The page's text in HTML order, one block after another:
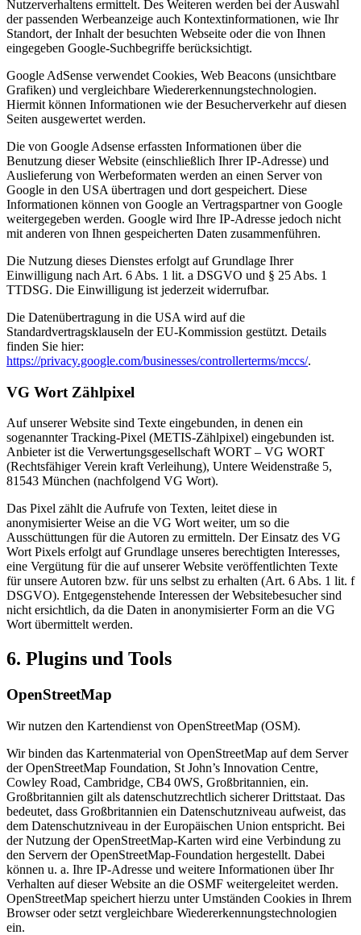
Nutzerverhaltens ermittelt. Des Weiteren werden bei der Auswahl
der passenden Werbeanzeige auch Kontextinformationen, wie Ihr
Standort, der Inhalt der besuchten Webseite oder die von Ihnen
eingegeben Google-Suchbegriffe berücksichtigt.
Google AdSense verwendet Cookies, Web Beacons (unsichtbare
Grafiken) und vergleichbare Wiedererkennungstechnologien.
Hiermit können Informationen wie der Besucherverkehr auf diesen
Seiten ausgewertet werden.
Die von Google Adsense erfassten Informationen über die
Benutzung dieser Website (einschließlich Ihrer IP-Adresse) und
Auslieferung von Werbeformaten werden an einen Server von
Google in den USA übertragen und dort gespeichert. Diese
Informationen können von Google an Vertragspartner von Google
weitergegeben werden. Google wird Ihre IP-Adresse jedoch nicht
mit anderen von Ihnen gespeicherten Daten zusammenführen.
Die Nutzung dieses Dienstes erfolgt auf Grundlage Ihrer
Einwilligung nach Art. 6 Abs. 1 lit. a DSGVO und § 25 Abs. 1
TTDSG. Die Einwilligung ist jederzeit widerrufbar.
Die Datenübertragung in die USA wird auf die
Standardvertragsklauseln der EU-Kommission gestützt. Details
finden Sie hier:
https://privacy.google.com/businesses/controllerterms/mccs/.
VG Wort Zählpixel
Auf unserer Website sind Texte eingebunden, in denen ein
sogenannter Tracking-Pixel (METIS-Zählpixel) eingebunden ist.
Anbieter ist die Verwertungsgesellschaft WORT – VG WORT
(Rechtsfähiger Verein kraft Verleihung), Untere Weidenstraße 5,
81543 München (nachfolgend VG Wort).
Das Pixel zählt die Aufrufe von Texten, leitet diese in
anonymisierter Weise an die VG Wort weiter, um so die
Ausschüttungen für die Autoren zu ermitteln. Der Einsatz des VG
Wort Pixels erfolgt auf Grundlage unseres berechtigten Interesses,
eine Vergütung für die auf unserer Website veröffentlichten Texte
für unsere Autoren bzw. für uns selbst zu erhalten (Art. 6 Abs. 1 lit. f
DSGVO). Entgegenstehende Interessen der Websitebesucher sind
nicht ersichtlich, da die Daten in anonymisierter Form an die VG
Wort übermittelt werden.
6. Plugins und Tools
OpenStreetMap
Wir nutzen den Kartendienst von OpenStreetMap (OSM).
Wir binden das Kartenmaterial von OpenStreetMap auf dem Server
der OpenStreetMap Foundation, St John’s Innovation Centre,
Cowley Road, Cambridge, CB4 0WS, Großbritannien, ein.
Großbritannien gilt als datenschutzrechtlich sicherer Drittstaat. Das
bedeutet, dass Großbritannien ein Datenschutzniveau aufweist, das
dem Datenschutzniveau in der Europäischen Union entspricht. Bei
der Nutzung der OpenStreetMap-Karten wird eine Verbindung zu
den Servern der OpenStreetMap-Foundation hergestellt. Dabei
können u. a. Ihre IP-Adresse und weitere Informationen über Ihr
Verhalten auf dieser Website an die OSMF weitergeleitet werden.
OpenStreetMap speichert hierzu unter Umständen Cookies in Ihrem
Browser oder setzt vergleichbare Wiedererkennungstechnologien
ein.